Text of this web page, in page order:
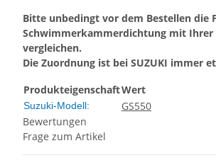
Bitte unbedingt vor dem Bestellen die
Schwimmerkammerdichtung mit Ihrer
vergleichen.
Die Zuordnung ist bei SUZUKI immer
ProdukteigenschaftWert
Suzuki-Modell:
GS550
Bewertungen
Frage zum Artikel